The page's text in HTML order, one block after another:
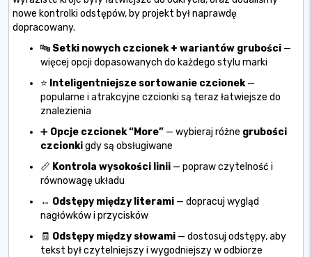
nowe kontrolki odstępów, by projekt był naprawdę
dopracowany.
🔤 Setki nowych czcionek + wariantów grubości —
więcej opcji dopasowanych do każdego stylu marki
⭐ Inteligentniejsze sortowanie czcionek—
popularne i atrakcyjne czcionki są teraz łatwiejsze do
znalezienia
➕ Opcje czcionek “More” — wybieraj różne grubości
czcionkigdy są obsługiwane
📏 Kontrola wysokości linii — popraw czytelność i
równowagę układu
↔️ Odstępy między literami — dopracuj wygląd
nagłówków i przycisków
🧾 Odstępy między słowami — dostosuj odstępy, aby
tekst był czytelniejszy i wygodniejszy w odbiorze